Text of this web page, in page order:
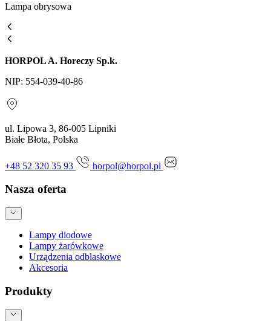
Lampa obrysowa
HORPOL A. Horeczy Sp.k.
NIP: 554-039-40-86
ul. Lipowa 3, 86-005 Lipniki
Białe Błota, Polska
+48 52 320 35 93 horpol@horpol.pl
Nasza oferta
Lampy diodowe
Lampy żarówkowe
Urządzenia odblaskowe
Akcesoria
Produkty